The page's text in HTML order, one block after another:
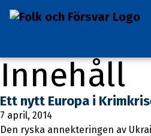
Innehåll
Ett nytt Europa i
7 april, 2014
Den ryska annekteringen av